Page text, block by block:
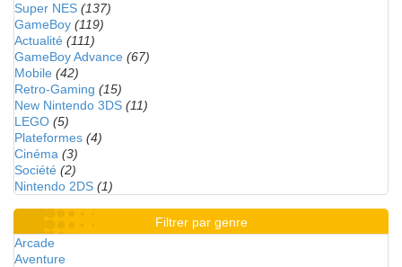
Super NES (137)
GameBoy (119)
Actualité (111)
GameBoy Advance (67)
Mobile (42)
Retro-Gaming (15)
New Nintendo 3DS (11)
LEGO (5)
Plateformes (4)
Cinéma (3)
Société (2)
Nintendo 2DS (1)
Filtrer par genre
Arcade
Aventure